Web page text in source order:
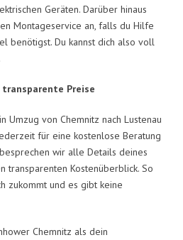
Geräten. Darüber hinaus
Montageservice an, falls du Hilfe
benötigst. Du kannst dich also voll
Preise
Umzug von Chemnitz nach Lustenau
für eine kostenlose Beratung
wir alle Details deines
transparenten Kostenüberblick. So
zukommt und es gibt keine
Chemnitz als dein